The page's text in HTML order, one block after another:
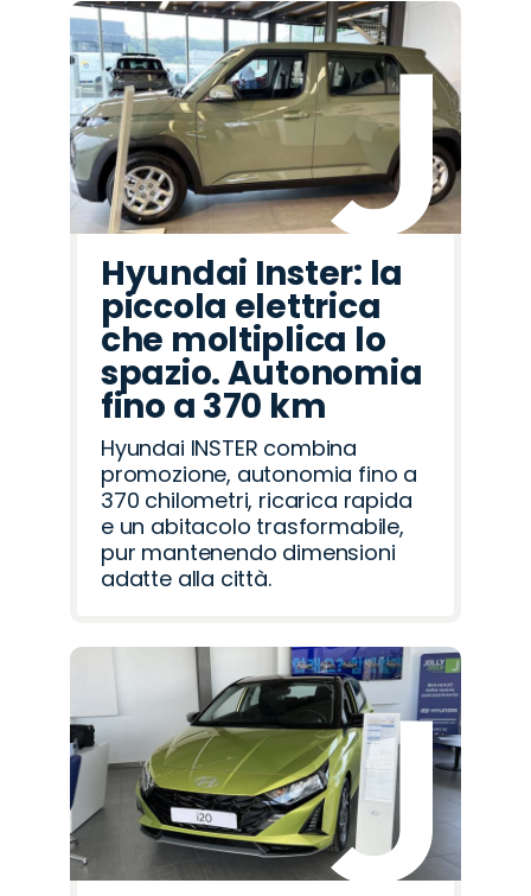
Hyundai Inster: la
piccola elettrica
che moltiplica lo
spazio. Autonomia
fino a 370 km
Hyundai INSTER combina
promozione, autonomia fino a
370 chilometri, ricarica rapida
e un abitacolo trasformabile,
pur mantenendo dimensioni
adatte alla città.